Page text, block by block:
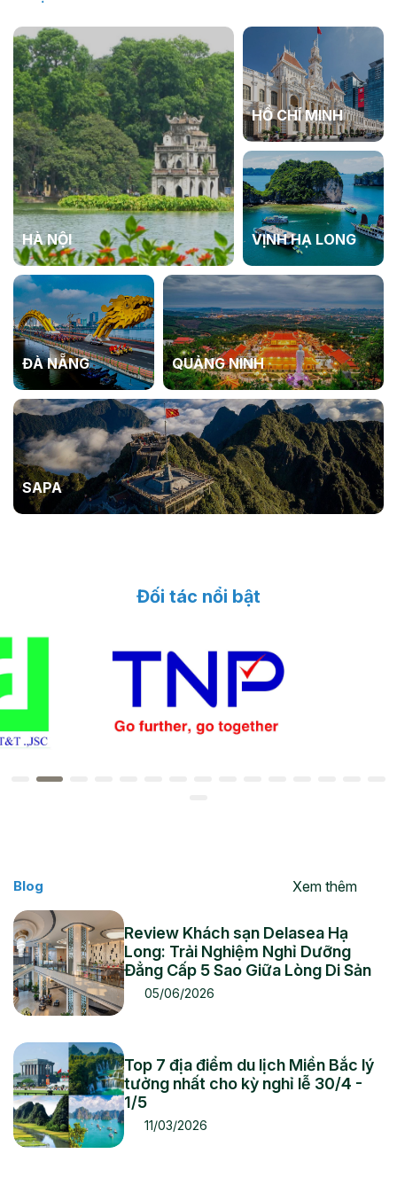
HÀ NỘI
HỒ CHÍ MINH
VỊNH HẠ LONG
ĐÀ NẴNG QUẢNG NINH
SAPA
Đối tác nổi bật
Blog Xem thêm
Review Khách sạn Delasea Hạ
Long: Trải Nghiệm Nghỉ Dưỡng
Đẳng Cấp 5 Sao Giữa Lòng Di Sản
05/06/2026
Top 7 địa điểm du lịch Miền Bắc lý
tưởng nhất cho kỳ nghỉ lễ 30/4 -
1/5
11/03/2026